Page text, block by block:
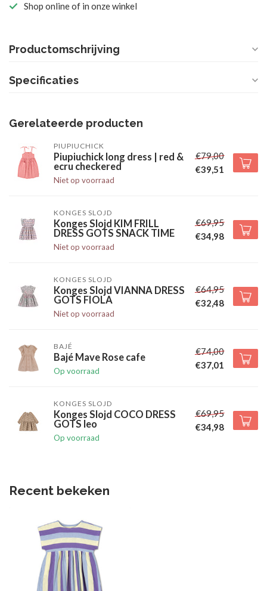
Shop online of in onze winkel
Productomschrijving
Specificaties
Gerelateerde producten
PIUPIUCHICK
Piupiuchick long dress | red &
ecru checkered
Niet op voorraad
€79,00
€39,51
KONGES SLOJD
Konges Slojd KIM FRILL
DRESS GOTS SNACK TIME
Niet op voorraad
€69,95
€34,98
KONGES SLOJD
Konges Slojd VIANNA DRESS
GOTS FIOLA
Niet op voorraad
€64,95
€32,48
BAJÉ
Bajé Mave Rose cafe
Op voorraad
€74,00
€37,01
KONGES SLOJD
Konges Slojd COCO DRESS
GOTS leo
Op voorraad
€69,95
€34,98
Recent bekeken